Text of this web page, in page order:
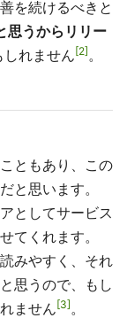
を続けるべきと
思うからリリー
れません 2 。
ともあり、この
と思います。
としてサービス
てくれます。
みやすく、それ
思うので、もし
ません 3 。